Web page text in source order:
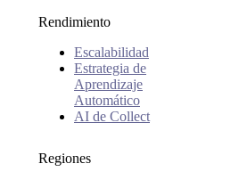
Rendimiento
Escalabilidad
Estrategia de
Aprendizaje
Automático
AI de Collect
Regiones